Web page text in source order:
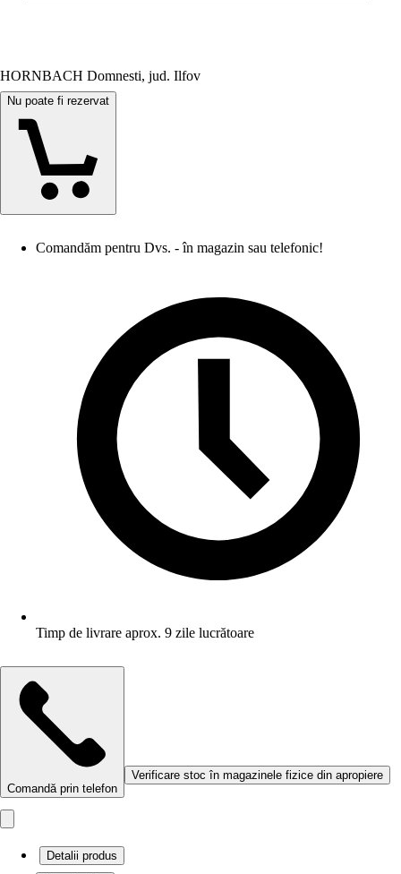
HORNBACH Domnesti, jud. Ilfov
Nu poate fi rezervat
Comandăm pentru Dvs. - în magazin sau telefonic!
Timp de livrare aprox. 9 zile lucrătoare
Comandă prin telefon
Verificare stoc în magazinele fizice din apropiere
Detalii produs